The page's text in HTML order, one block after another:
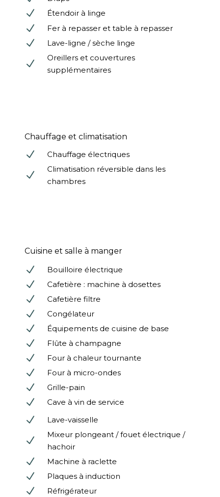
N Étendoir à linge
N Fer à repasser et table à repasser
N Lave-ligne / sèche linge
N
Oreillers et couvertures
supplémentaires
Chauffage et climatisation
N Chauffage électriques
N
Climatisation réversible dans les
chambres
Cuisine et salle à manger
N Bouilloire électrique
N Cafetière : machine à dosettes
N Cafetière filtre
N Congélateur
N Équipements de cuisine de base
N Flûte à champagne
N Four à chaleur tournante
N Four à micro-ondes
N Grille-pain
N Cave à vin de service
N Lave-vaisselle
N
Mixeur plongeant / fouet électrique /
hachoir
N Machine à raclette
N Plaques à induction
N Réfrigérateur